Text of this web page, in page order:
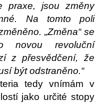
praxe, jsou změny
Na tomto poli
„Změna“ se
novou revoluční
z přesvědčení, že
být odstraněno.“
tedy vnímám v
jako určité stopy